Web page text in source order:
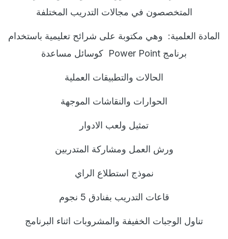
المتخصصون في مجالات التدريب المختلفة
المادة العلمية:
وهي مكتوبة على شرائح تعليمية باستخدام
برنامجPower Point كوسائل مساعدة
الحالات والتطبيقات العملية
الحوارات والنقاشات الموجهة
تمثيل ولعب الادوار
ورش العمل ومشاركة المتدربين
نموذج استطلاع الراي
قاعات التدريب بفنادق 5 نجوم
تناول الوجبات الخفيفة والمشروبات اثناء البرنامج